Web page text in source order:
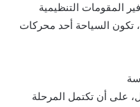
المقومات التنظيمية
تكون السياحة أحد محركات
على أن تكتمل المرحلة